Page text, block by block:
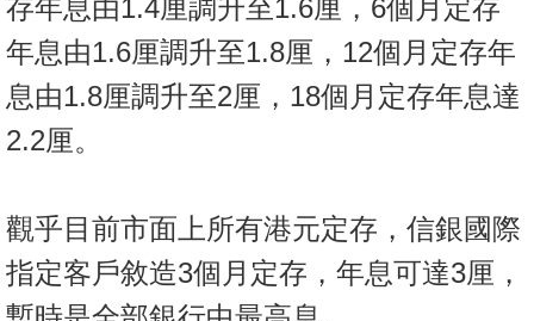
存年息由1.4厘調升至1.6厘，6個月定存
年息由1.6厘調升至1.8厘，12個月定存年
息由1.8厘調升至2厘，18個月定存年息達
2.2厘。
觀乎目前市面上所有港元定存，信銀國際
指定客戶敘造3個月定存，年息可達3厘，